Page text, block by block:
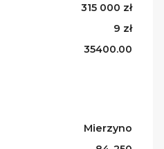
315 000 zł
9 zł
35400.00
Mierzyno